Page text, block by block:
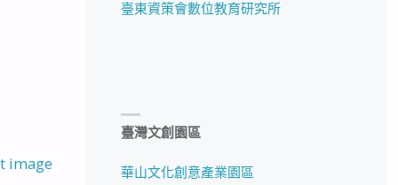
image
臺東資策會數位教育研究所
臺灣文創園區
華山文化創意產業園區